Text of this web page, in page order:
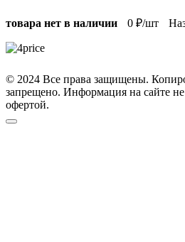
товара нет в наличии 0 ₽/шт
© 2024 Все права защищены.
запрещено. Информация на сайте
офертой.